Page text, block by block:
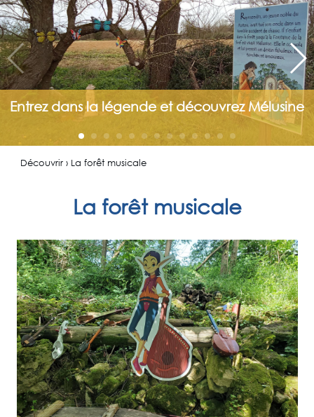
Entrez dans la légende et découvrez Mélusine
Découvrir › La forêt musicale
La forêt musicale